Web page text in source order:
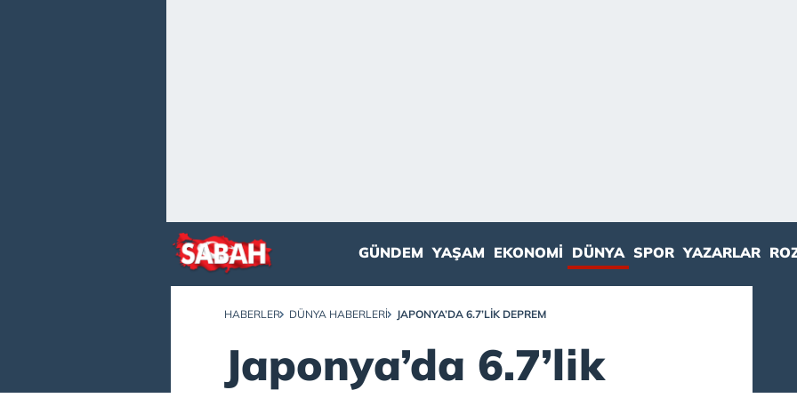
GÜNDEM YAŞAM EKONOMI DÜNYA SPOR YAZARLAR
HABERLER DÜNYA HABERLERI JAPONYA’DA 6.7’LIK DEPREM
Japonya’da 6.7’lik